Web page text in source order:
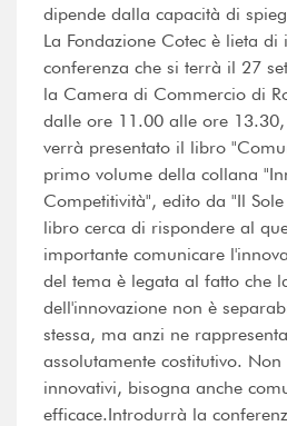
dipende dalla capacità di
La Fondazione Cotec è lieta di
conferenza che si terrà il 27
la Camera di Commercio di
dalle ore 11.00 alle ore
verrà presentato il libro
primo volume della collana
Competitività", edito da "Il
libro cerca di rispondere al
importante comunicare
del tema è legata al fatto che
dell'innovazione non è
stessa, ma anzi ne
assolutamente costitutivo. Non
innovativi, bisogna anche
efficace.Introdurrà la